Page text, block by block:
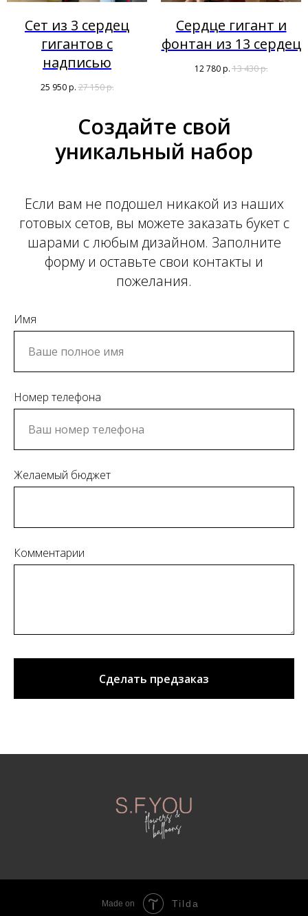
Сет из 3 сердец
гигантов с
надписью
25 950 р. 27 150р.
Сердце гигант и
фонтан из 13 сердец
12 780 р. 13 430р.
Создайте свой
уникальный набор
Если вам не подошел никакой из наших
готовых сетов, вы можете заказать букет с
шарами с любым дизайном. Заполните
форму и оставьте свои контакты и
пожелания.
Имя
Номер телефона
Желаемый бюджет
Комментарии
Сделать предзаказ
Made on Tilda